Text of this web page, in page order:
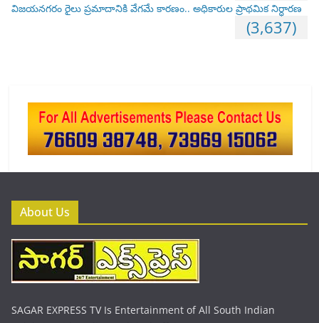
విజయనగరం రైలు ప్రమాదానికి వేగమే కారణం.. అధికారుల ప్రాథమిక నిర్ధారణ
(3,637)
About Us
SAGAR EXPRESS TV Is Entertainment of All South Indian